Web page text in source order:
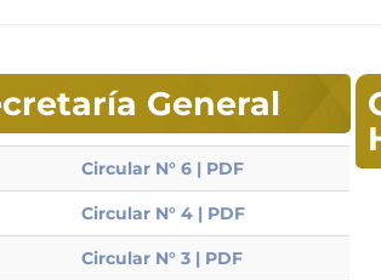
General
Circular N° 6 | PDF
Circular N° 4 | PDF
Circular N° 3 | PDF